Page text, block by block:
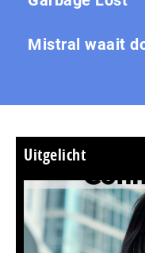
Mistral waait
Uitgelicht